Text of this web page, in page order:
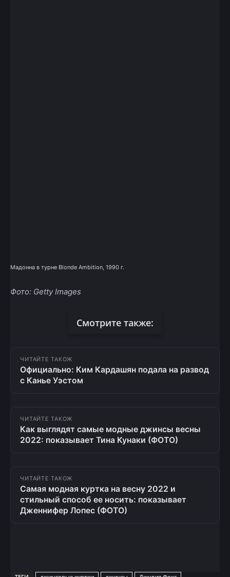
Мадонна в турне Blonde Ambition, 1990 г.
Фото: Getty Images
Смотрите также:
ЧИТАЙТЕ ТАКОЖ
Официально: Ким Кардашян подала на развод
с Канье Уэстом
ЧИТАЙТЕ ТАКОЖ
Как выглядят самые модные джинсы весны
2022: показывает Тина Кунаки (ФОТО)
ЧИТАЙТЕ ТАКОЖ
Самая модная куртка на весну 2022 и
стильный способ ее носить: показывает
Дженнифер Лопес (ФОТО)